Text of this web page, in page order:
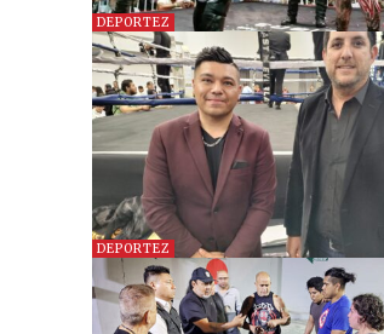
DEPORTEZ
DEPORTEZ